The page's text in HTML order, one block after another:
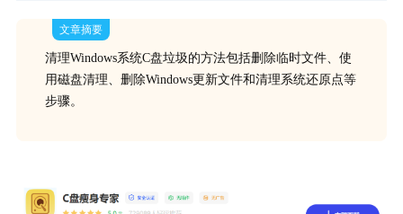
文章摘要
清理Windows系统C盘垃圾的方法包括删除临时文件、使
用磁盘清理、删除Windows更新文件和清理系统还原点等
步骤。